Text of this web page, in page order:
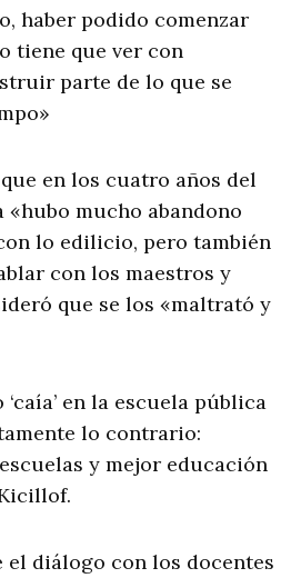
haber podido comenzar
tiene que ver con
parte de lo que se
en los cuatro años del
mucho abandono
lo edilicio, pero también
con los maestros y
que se los «maltrató y
en la escuela pública
lo contrario:
y mejor educación
el diálogo con los docentes